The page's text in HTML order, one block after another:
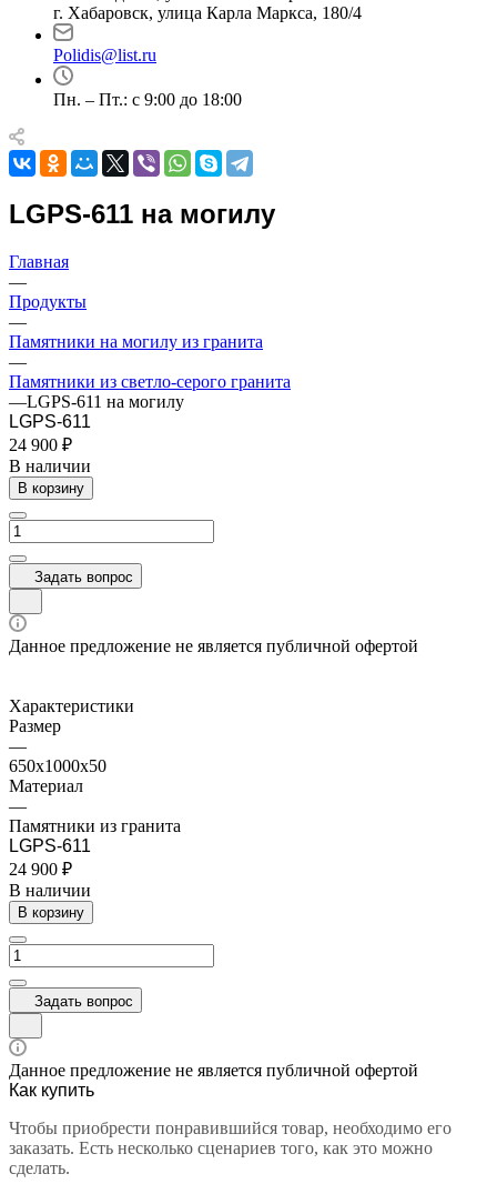
г. Хабаровск, улица Карла Маркса, 180/4
Polidis@list.ru
Пн. – Пт.: с 9:00 до 18:00
LGPS-611 на могилу
Главная
—
Продукты
—
Памятники на могилу из гранита
—
Памятники из светло-серого гранита
—LGPS-611 на могилу
LGPS-611
24 900 ₽
В наличии
В корзину
Задать вопрос
Данное предложение не является публичной офертой
Характеристики
Размер
—
650х1000х50
Материал
—
Памятники из гранита
LGPS-611
24 900 ₽
В наличии
В корзину
Задать вопрос
Данное предложение не является публичной офертой
Как купить
Чтобы приобрести понравившийся товар, необходимо его
заказать. Есть несколько сценариев того, как это можно
сделать.